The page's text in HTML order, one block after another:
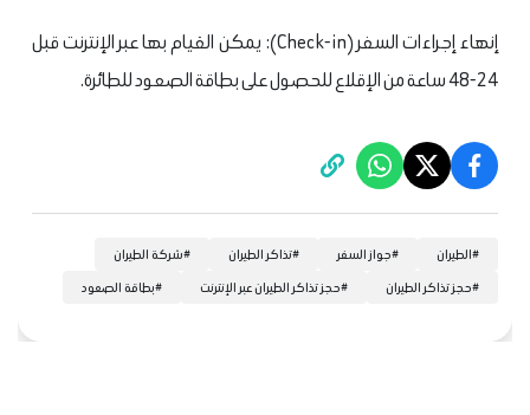
إنهاء إجراءات السفر (Check-in): يمكن القيام بها عبر الإنترنت قبل
24-48 ساعة من الإقلاع للحصول على بطاقة الصعود للطائرة.
#الطيران #جواز السفر #تذاكر الطيران #شركة الطيران
#حجز تذاكر الطيران #حجز تذاكر الطيران عبر الإنترنت #بطاقة الصعود